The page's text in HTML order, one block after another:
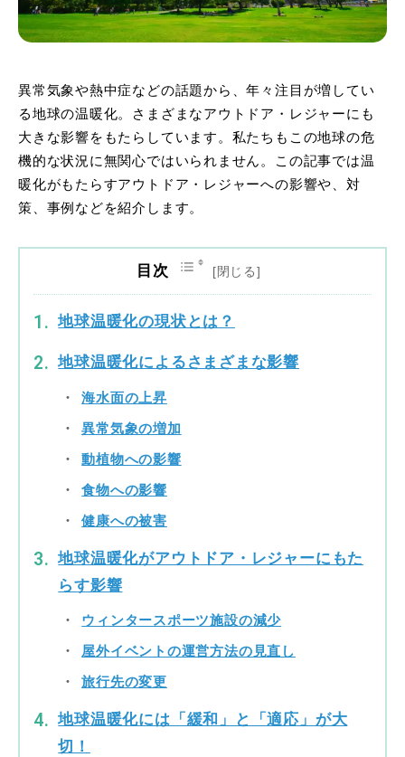
異常気象や熱中症などの話題から、年々注目が増してい
る地球の温暖化。さまざまなアウトドア・レジャーにも
大きな影響をもたらしています。私たちもこの地球の危
機的な状況に無関心ではいられません。この記事では温
暖化がもたらすアウトドア・レジャーへの影響や、対
策、事例などを紹介します。
目次
地球温暖化の現状とは？
地球温暖化によるさまざまな影響
海水面の上昇
異常気象の増加
動植物への影響
食物への影響
健康への被害
地球温暖化がアウトドア・レジャーにもた
らす影響
ウィンタースポーツ施設の減少
屋外イベントの運営方法の見直し
旅行先の変更
地球温暖化には「緩和」と「適応」が大
切！